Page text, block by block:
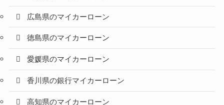
広島県のマイカーローン
徳島県のマイカーローン
愛媛県のマイカーローン
香川県の銀行マイカーローン
高知県のマイカーローン